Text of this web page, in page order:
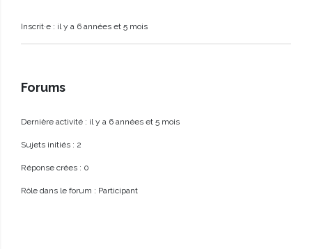
Inscrit·e : il y a 6 années et 5 mois
Forums
Dernière activité : il y a 6 années et 5 mois
Sujets initiés : 2
Réponse crées : 0
Rôle dans le forum : Participant